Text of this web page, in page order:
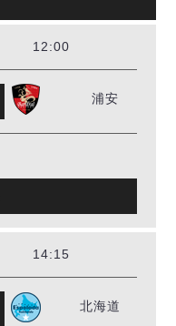
12:00
浦安
14:15
北海道